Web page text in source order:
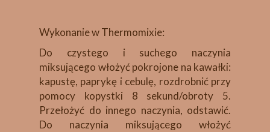
Wykonanie w Thermomixie:
Do czystego i suchego naczynia
miksującego włożyć pokrojone na kawałki:
kapustę, paprykę i cebulę, rozdrobnić przy
pomocy kopystki 8 sekund/obroty 5.
Przełożyć do innego naczynia, odstawić.
Do naczynia miksującego włożyć